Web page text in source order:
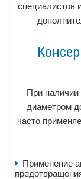
специалистов
При наличии
диаметром
часто
Применение